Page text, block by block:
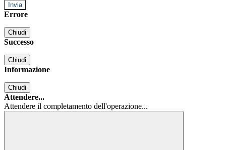
Errore
Chiudi
Successo
Chiudi
Informazione
Chiudi
Attendere...
Attendere il completamento dell'operazione...